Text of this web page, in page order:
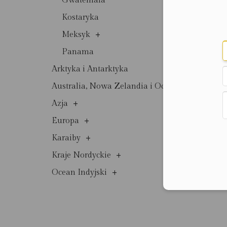
Kostaryka
Meksyk +
Panama
Arktyka i Antarktyka
Australia, Nowa Zelandia i Oceania
Azja +
Europa +
Karaiby +
Kraje Nordyckie +
Ocean Indyjski +